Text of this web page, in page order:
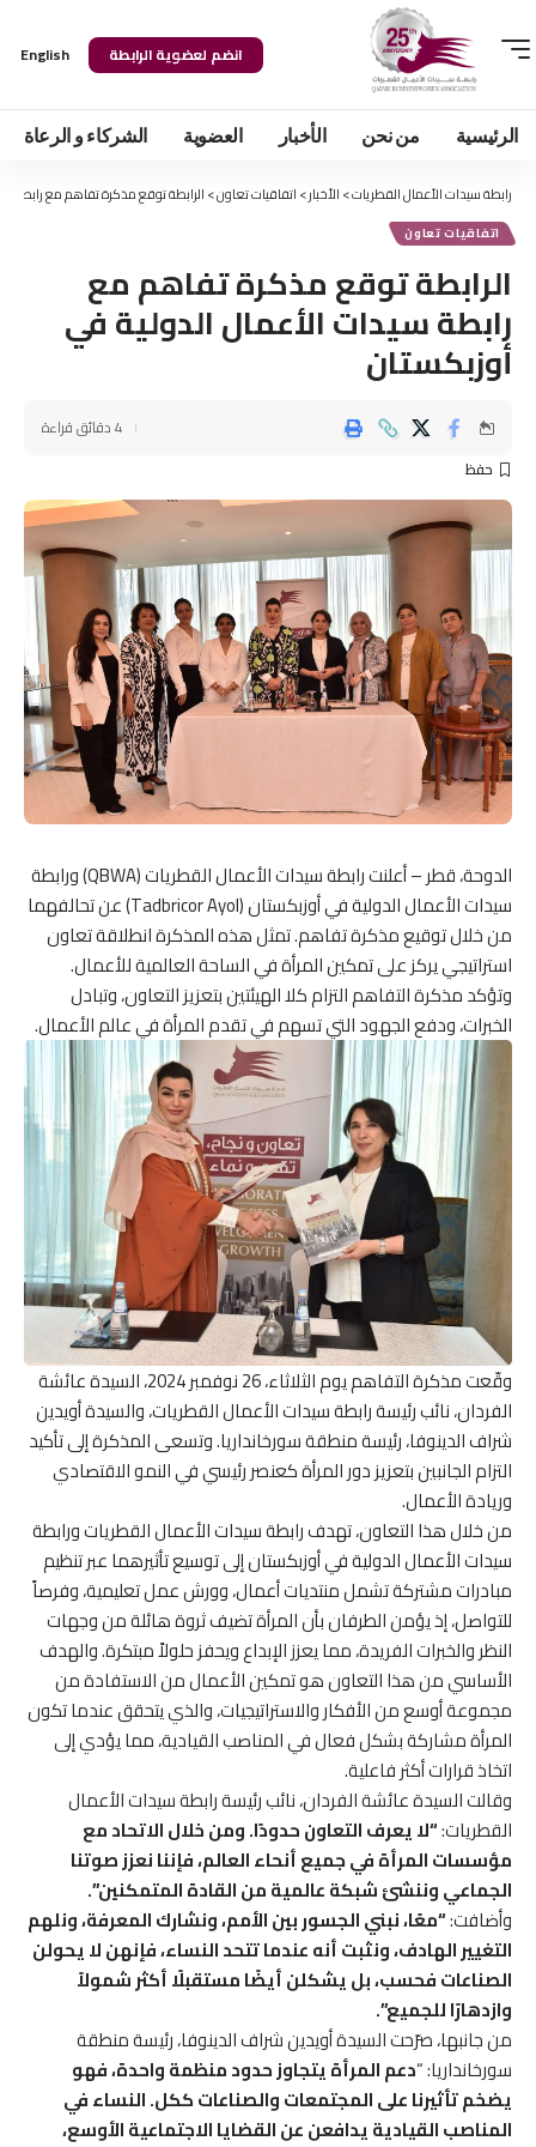
انضم لعضوية الرابطة English
الرئيسية من نحن الأخبار العضوية الشركاء و الرعاة
رابطة سيدات الأعمال القطريات> الأخبار> اتفاقيات تعاون> الرابطة توقع مذكرة تفاهم مع رابطة
اتفاقيات تعاون
الرابطة توقع مذكرة تفاهم مع
رابطة سيدات الأعمال الدولية في
أوزبكستان
4 دقائق قراءة
الدوحة، قطر – أعلنت رابطة سيدات الأعمال القطريات (QBWA) ورابطة
سيدات الأعمال الدولية في أوزبكستان (Tadbricor Ayol) عن تحالفهما
من خلال توقيع مذكرة تفاهم. تمثل هذه المذكرة انطلاقة تعاون
استراتيجي يركز على تمكين المرأة في الساحة العالمية للأعمال.
وتؤكد مذكرة التفاهم التزام كلا الهيئتين بتعزيز التعاون، وتبادل
الخبرات، ودفع الجهود التي تسهم في تقدم المرأة في عالم الأعمال.
وقّعت مذكرة التفاهم يوم الثلاثاء، 26 نوفمبر 2024، السيدة عائشة
الفردان، نائب رئيسة رابطة سيدات الأعمال القطريات، والسيدة أويدين
شراف الدينوفا، رئيسة منطقة سورخانداريا. وتسعى المذكرة إلى تأكيد
التزام الجانبين بتعزيز دور المرأة كعنصر رئيسي في النمو الاقتصادي
وريادة الأعمال.
من خلال هذا التعاون، تهدف رابطة سيدات الأعمال القطريات ورابطة
سيدات الأعمال الدولية في أوزبكستان إلى توسيع تأثيرهما عبر تنظيم
مبادرات مشتركة تشمل منتديات أعمال، وورش عمل تعليمية، وفرصاً
للتواصل، إذ يؤمن الطرفان بأن المرأة تضيف ثروة هائلة من وجهات
النظر والخبرات الفريدة، مما يعزز الإبداع ويحفز حلولاً مبتكرة. والهدف
الأساسي من هذا التعاون هو تمكين الأعمال من الاستفادة من
مجموعة أوسع من الأفكار والاستراتيجيات، والذي يتحقق عندما تكون
المرأة مشاركة بشكل فعال في المناصب القيادية، مما يؤدي إلى
اتخاذ قرارات أكثر فاعلية.
وقالت السيدة عائشة الفردان، نائب رئيسة رابطة سيدات الأعمال
القطريات:“لا يعرف التعاون حدودًا. ومن خلال الاتحاد مع
مؤسسات المرأة في جميع أنحاء العالم، فإننا نعزز صوتنا
الجماعي وننشئ شبكة عالمية من القادة المتمكنين”.
وأضافت:“معًا، نبني الجسور بين الأمم، ونشارك المعرفة، ونلهم
التغيير الهادف، ونثبت أنه عندما تتحد النساء، فإنهن لا يحولن
الصناعات فحسب، بل يشكلن أيضًا مستقبلًا أكثر شمولاً
وازدهارًا للجميع”.
من جانبها، صرّحت السيدة أويدين شراف الدينوفا، رئيسة منطقة
سورخانداريا: “دعم المرأة يتجاوز حدود منظمة واحدة، فهو
يضخم تأثيرنا على المجتمعات والصناعات ككل. النساء في
المناصب القيادية يدافعن عن القضايا الاجتماعية الأوسع،